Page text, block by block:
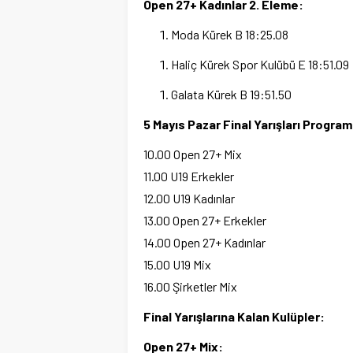
Open 27+ Kadınlar 2. Eleme:
Moda Kürek B 18:25.08
Haliç Kürek Spor Kulübü E 18:51.09
Galata Kürek B 19:51.50
5 Mayıs Pazar Final Yarışları
10.00 Open 27+ Mix
11.00 U19 Erkekler
12.00 U19 Kadınlar
13.00 Open 27+ Erkekler
14.00 Open 27+ Kadınlar
15.00 U19 Mix
16.00 Şirketler Mix
Final Yarışlarına Kalan Kulüpler:
Open 27+ Mix: